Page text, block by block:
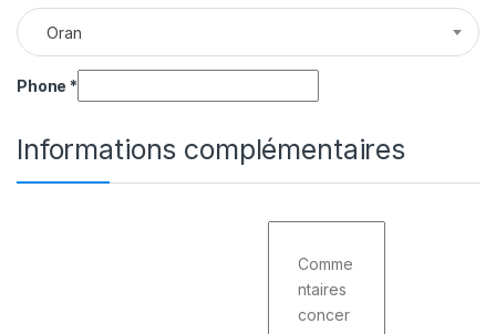
Oran
Phone *
Informations complémentaires